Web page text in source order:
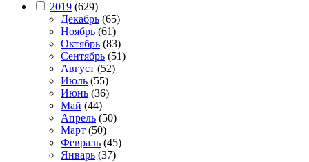
2019 (629)
Декабрь (65)
Ноябрь (61)
Октябрь (83)
Сентябрь (51)
Август (52)
Июль (55)
Июнь (36)
Май (44)
Апрель (50)
Март (50)
Февраль (45)
Январь (37)